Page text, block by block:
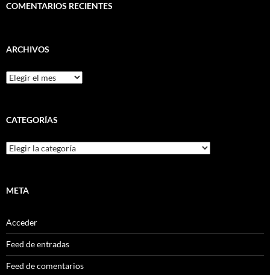
COMENTARIOS RECIENTES
ARCHIVOS
Archivos
CATEGORÍAS
Categorías
META
Acceder
Feed de entradas
Feed de comentarios